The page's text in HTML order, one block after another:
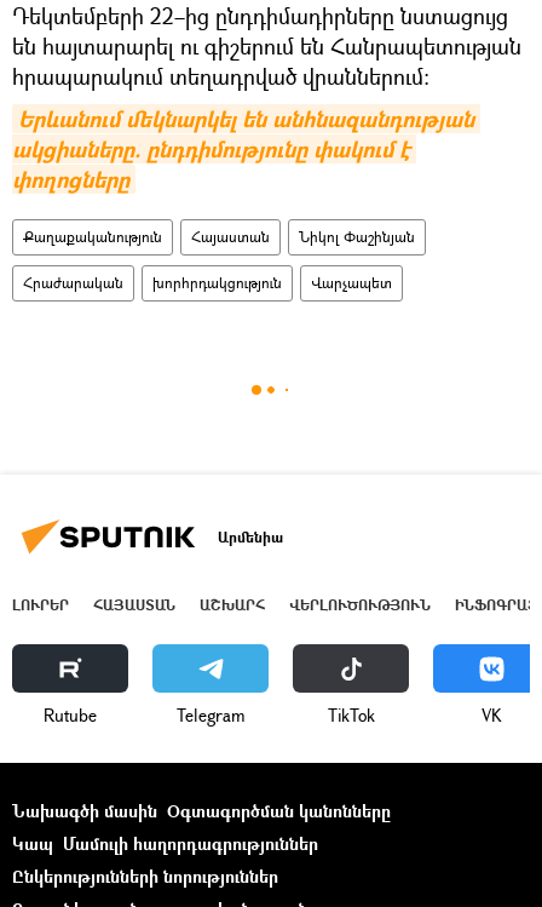
Դեկտեմբերի 22–ից ընդդիմադիրները նստացույց
են հայտարարել ու գիշերում են Հանրապետության
հրապարակում տեղադրված վրաններում։
Երևանում մեկնարկել են անհնազանդության
ակցիաները. ընդդիմությունը փակում է
փողոցները
Քաղաքականություն Հայաստան Նիկոլ Փաշինյան
Հրաժարական խորհրդակցություն Վարչապետ
Արմենիա
ԼՈՒՐԵՐ ՀԱՅԱՍՏԱՆ ԱՇԽԱՐՀ ՎԵՐԼՈՒԾՈՒԹՅՈՒՆ
Rutube Telegram ТikТоk VK
Նախագծի մասին Օգտագործման կանոնները
Կապ Մամուլի հաղորդագրություններ
Ընկերությունների նորություններ